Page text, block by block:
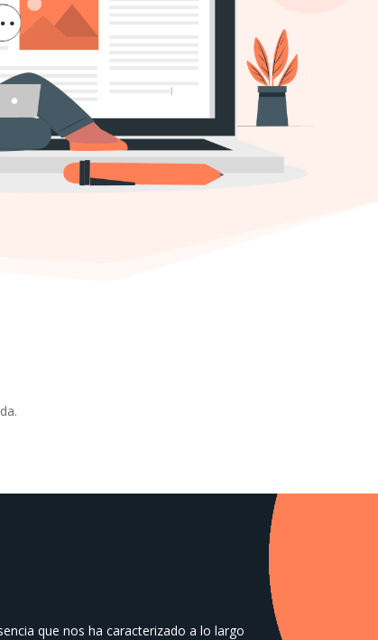
que nos ha caracterizado a lo largo